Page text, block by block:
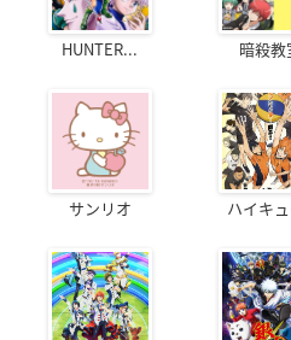
HUNTER... 暗殺教
サンリオ ハイキ